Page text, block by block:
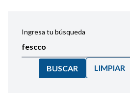
Ingresa tu búsqueda
BUSCAR LIMPIAR